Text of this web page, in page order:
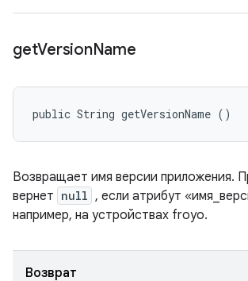
getVersionName
public String getVersionName ()
Возвращает имя версии приложения.
вернет null , если атрибут
например, на устройствах froyo.
Возврат